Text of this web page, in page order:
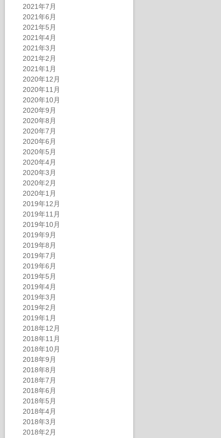
2021年7月
2021年6月
2021年5月
2021年4月
2021年3月
2021年2月
2021年1月
2020年12月
2020年11月
2020年10月
2020年9月
2020年8月
2020年7月
2020年6月
2020年5月
2020年4月
2020年3月
2020年2月
2020年1月
2019年12月
2019年11月
2019年10月
2019年9月
2019年8月
2019年7月
2019年6月
2019年5月
2019年4月
2019年3月
2019年2月
2019年1月
2018年12月
2018年11月
2018年10月
2018年9月
2018年8月
2018年7月
2018年6月
2018年5月
2018年4月
2018年3月
2018年2月